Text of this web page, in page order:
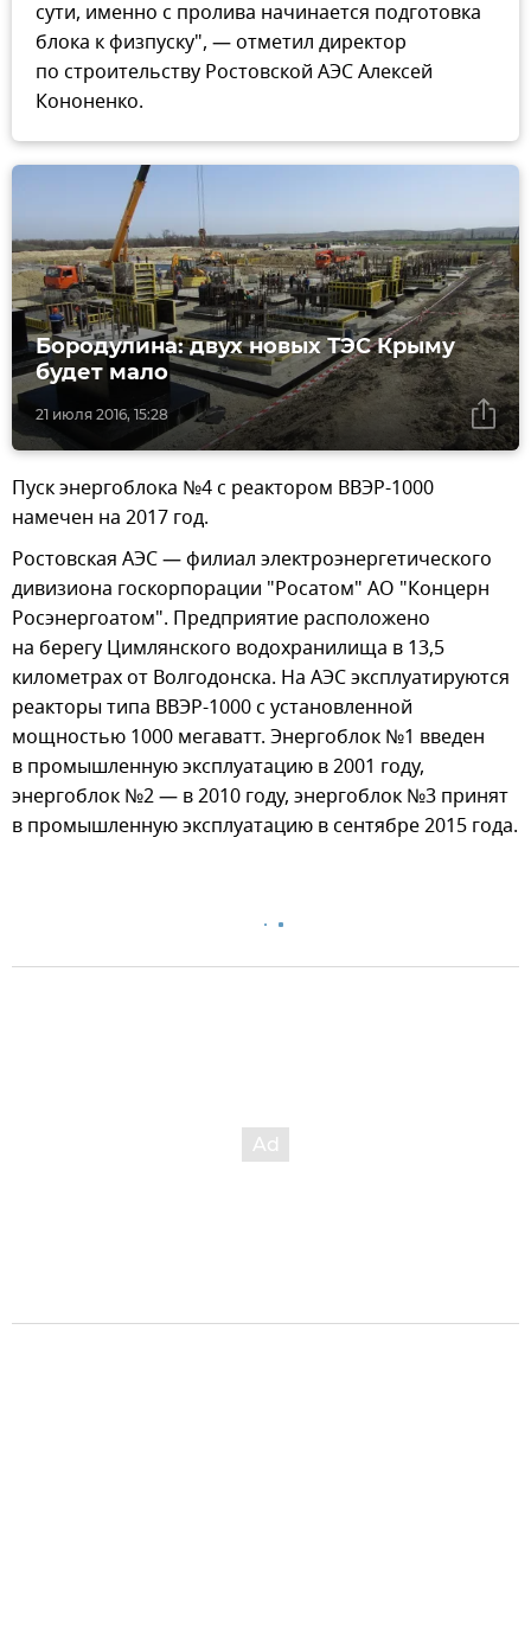
сути, именно с пролива начинается подготовка
блока к физпуску", — отметил директор
по строительству Ростовской АЭС Алексей
Кононенко.
21 июля 2016, 15:28
Бородулина: двух новых ТЭС Крыму
будет мало
Пуск энергоблока №4 с реактором ВВЭР-1000
намечен на 2017 год.
Ростовская АЭС — филиал электроэнергетического
дивизиона госкорпорации "Росатом" АО "Концерн
Росэнергоатом". Предприятие расположено
на берегу Цимлянского водохранилища в 13,5
километрах от Волгодонска. На АЭС эксплуатируются
реакторы типа ВВЭР-1000 с установленной
мощностью 1000 мегаватт. Энергоблок №1 введен
в промышленную эксплуатацию в 2001 году,
энергоблок №2 — в 2010 году, энергоблок №3 принят
в промышленную эксплуатацию в сентябре 2015 года.